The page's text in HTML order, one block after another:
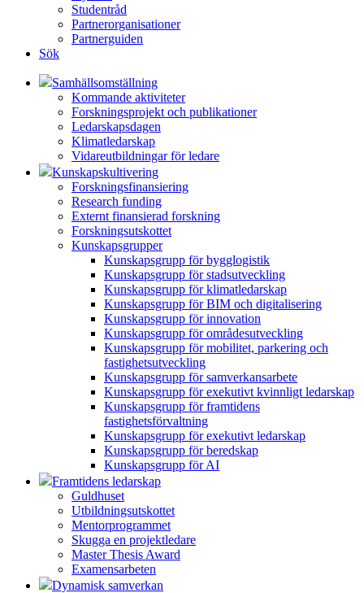
Studentråd
Partnerorganisationer
Partnerguiden
Sök
Samhällsomställning
Kommande aktiviteter
Forskningsprojekt och publikationer
Ledarskapsdagen
Klimatledarskap
Vidareutbildningar för ledare
Kunskapskultivering
Forskningsfinansiering
Research funding
Externt finansierad forskning
Forskningsutskottet
Kunskapsgrupper
Kunskapsgrupp för bygglogistik
Kunskapsgrupp för stadsutveckling
Kunskapsgrupp för klimatledarskap
Kunskapsgrupp för BIM och digitalisering
Kunskapsgrupp för innovation
Kunskapsgrupp för områdesutveckling
Kunskapsgrupp för mobilitet, parkering och
fastighetsutveckling
Kunskapsgrupp för samverkansarbete
Kunskapsgrupp för exekutivt kvinnligt ledarskap
Kunskapsgrupp för framtidens
fastighetsförvaltning
Kunskapsgrupp för exekutivt ledarskap
Kunskapsgrupp för beredskap
Kunskapsgrupp för AI
Framtidens ledarskap
Guldhuset
Utbildningsutskottet
Mentorprogrammet
Skugga en projektledare
Master Thesis Award
Examensarbeten
Dynamisk samverkan